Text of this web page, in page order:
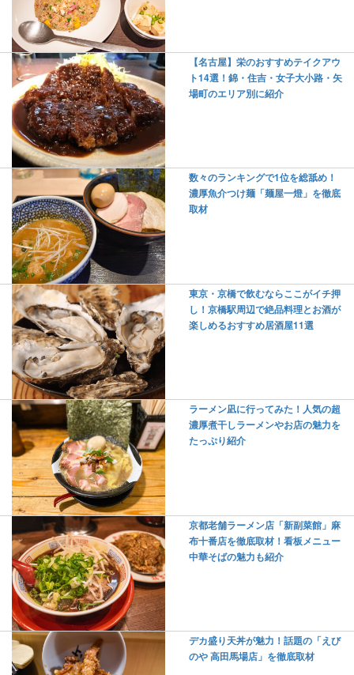
【名古屋】栄のおすすめテイクアウ
ト14選！錦・住吉・女子大小路・矢
場町のエリア別に紹介
数々のランキングで1位を総舐め！
濃厚魚介つけ麺「麺屋一燈」を徹底
取材
東京・京橋で飲むならここがイチ押
し！京橋駅周辺で絶品料理とお酒が
楽しめるおすすめ居酒屋11選
ラーメン凪に行ってみた！人気の超
濃厚煮干しラーメンやお店の魅力を
たっぷり紹介
京都老舗ラーメン店「新副菜館」麻
布十番店を徹底取材！看板メニュー
中華そばの魅力も紹介
デカ盛り天丼が魅力！話題の「えび
のや 高田馬場店」を徹底取材